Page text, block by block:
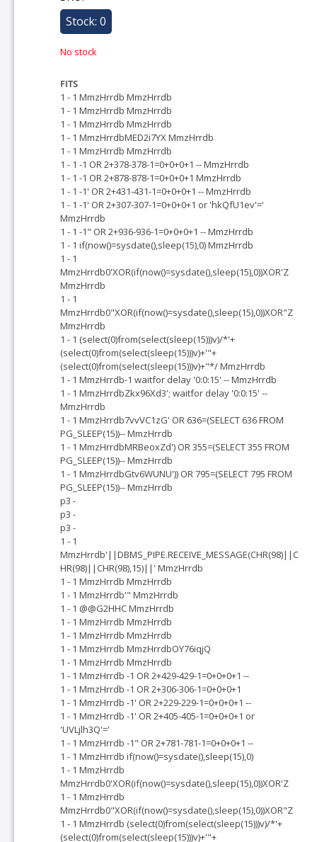
Stock: 0
No stock
FITS
1 - 1 MmzHrrdb MmzHrrdb
1 - 1 MmzHrrdb MmzHrrdb
1 - 1 MmzHrrdb MmzHrrdb
1 - 1 MmzHrrdbMED2i7YX MmzHrrdb
1 - 1 MmzHrrdb MmzHrrdb
1 - 1 -1 OR 2+378-378-1=0+0+0+1 -- MmzHrrdb
1 - 1 -1 OR 2+878-878-1=0+0+0+1 MmzHrrdb
1 - 1 -1' OR 2+431-431-1=0+0+0+1 -- MmzHrrdb
1 - 1 -1' OR 2+307-307-1=0+0+0+1 or 'hkQfU1ev'='
MmzHrrdb
1 - 1 -1" OR 2+936-936-1=0+0+0+1 -- MmzHrrdb
1 - 1 if(now()=sysdate(),sleep(15),0) MmzHrrdb
1 - 1
MmzHrrdb0'XOR(if(now()=sysdate(),sleep(15),0))XOR'Z
MmzHrrdb
1 - 1
MmzHrrdb0"XOR(if(now()=sysdate(),sleep(15),0))XOR"Z
MmzHrrdb
1 - 1 (select(0)from(select(sleep(15)))v)/*'+
(select(0)from(select(sleep(15)))v)+'"+
(select(0)from(select(sleep(15)))v)+"*/ MmzHrrdb
1 - 1 MmzHrrdb-1 waitfor delay '0:0:15' -- MmzHrrdb
1 - 1 MmzHrrdbZkx96Xd3'; waitfor delay '0:0:15' --
MmzHrrdb
1 - 1 MmzHrrdb7vvVC1zG' OR 636=(SELECT 636 FROM
PG_SLEEP(15))-- MmzHrrdb
1 - 1 MmzHrrdbMRBeoxZd') OR 355=(SELECT 355 FROM
PG_SLEEP(15))-- MmzHrrdb
1 - 1 MmzHrrdbGtv6WUNU')) OR 795=(SELECT 795 FROM
PG_SLEEP(15))-- MmzHrrdb
p3 -
p3 -
p3 -
1 - 1
MmzHrrdb'||DBMS_PIPE.RECEIVE_MESSAGE(CHR(98)||C
HR(98)||CHR(98),15)||' MmzHrrdb
1 - 1 MmzHrrdb MmzHrrdb
1 - 1 MmzHrrdb'" MmzHrrdb
1 - 1 @@G2HHC MmzHrrdb
1 - 1 MmzHrrdb MmzHrrdb
1 - 1 MmzHrrdb MmzHrrdb
1 - 1 MmzHrrdb MmzHrrdbOY76iqjQ
1 - 1 MmzHrrdb MmzHrrdb
1 - 1 MmzHrrdb -1 OR 2+429-429-1=0+0+0+1 --
1 - 1 MmzHrrdb -1 OR 2+306-306-1=0+0+0+1
1 - 1 MmzHrrdb -1' OR 2+229-229-1=0+0+0+1 --
1 - 1 MmzHrrdb -1' OR 2+405-405-1=0+0+0+1 or
'UVLjlh3Q'='
1 - 1 MmzHrrdb -1" OR 2+781-781-1=0+0+0+1 --
1 - 1 MmzHrrdb if(now()=sysdate(),sleep(15),0)
1 - 1 MmzHrrdb
MmzHrrdb0'XOR(if(now()=sysdate(),sleep(15),0))XOR'Z
1 - 1 MmzHrrdb
MmzHrrdb0"XOR(if(now()=sysdate(),sleep(15),0))XOR"Z
1 - 1 MmzHrrdb (select(0)from(select(sleep(15)))v)/*'+
(select(0)from(select(sleep(15)))v)+'"+